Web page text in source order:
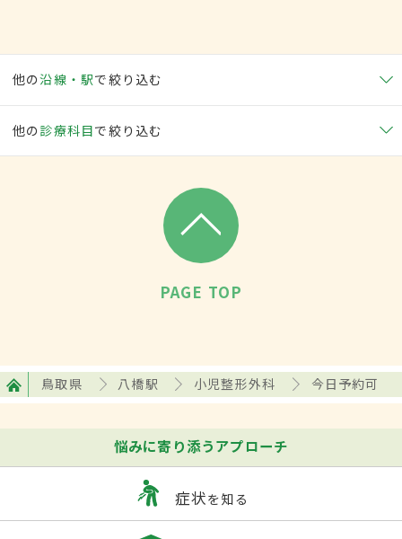
他の沿線・駅で絞り込む
他の 診療科目で絞り込む
PAGE TOP
鳥取県 八橋駅 小児整形外科 今日予約可
悩みに寄り添うアプローチ
症状を知る